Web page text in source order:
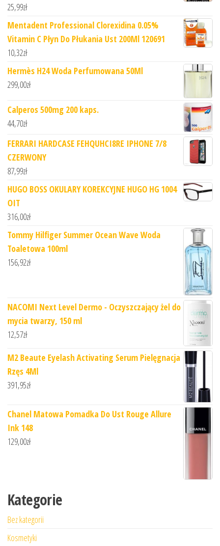
25,99zł
Mentadent Professional Clorexidina 0.05%
Vitamin C Płyn Do Płukania Ust 200Ml 120691
10,32zł
Hermès H24 Woda Perfumowana 50Ml
299,00zł
Calperos 500mg 200 kaps.
44,70zł
FERRARI HARDCASE FEHQUHCI8RE IPHONE 7/8
CZERWONY
87,99zł
HUGO BOSS OKULARY KOREKCYJNE HUGO HG 1004
OIT
316,00zł
Tommy Hilfiger Summer Ocean Wave Woda
Toaletowa 100ml
156,92zł
NACOMI Next Level Dermo - Oczyszczający żel do
mycia twarzy, 150 ml
12,57zł
M2 Beaute Eyelash Activating Serum Pielęgnacja
Rzęs 4Ml
391,95zł
Chanel Matowa Pomadka Do Ust Rouge Allure
Ink 148
129,00zł
Kategorie
Bez kategorii
Kosmetyki